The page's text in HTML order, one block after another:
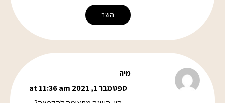
השב
מיה
ספטמבר 1, 2021 at 11:36 am